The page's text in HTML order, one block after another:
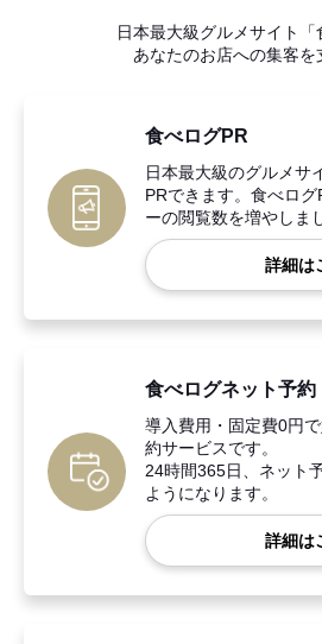
日本最大級グルメサイト「
あなたのお店への集客を
食べログPR
日本最大級のグルメサ
PRできます。食べロ
ーの閲覧数を増やしま
詳細は
食べログネット予約
導入費用・固定費0円
約サービスです。
24時間365日、ネット
ようになります。
詳細は